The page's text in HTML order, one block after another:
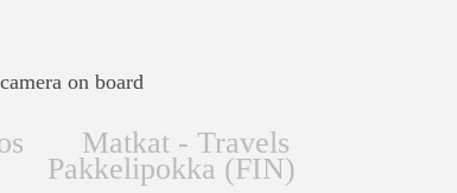
on board
Matkat - Travels
Pakkelipokka (FIN)